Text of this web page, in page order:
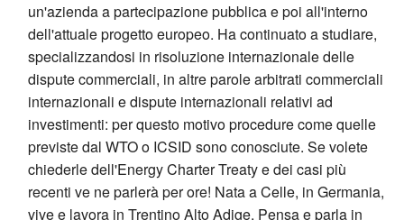
un'azienda a partecipazione pubblica e poi all'interno
dell'attuale progetto europeo. Ha continuato a studiare,
specializzandosi in risoluzione internazionale delle
dispute commerciali, in altre parole arbitrati commerciali
internazionali e dispute internazionali relativi ad
investimenti: per questo motivo procedure come quelle
previste dal WTO o ICSID sono conosciute. Se volete
chiederle dell'Energy Charter Treaty e dei casi più
recenti ve ne parlerà per ore! Nata a Celle, in Germania,
vive e lavora in Trentino Alto Adige. Pensa e parla in